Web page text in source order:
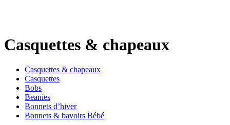
Casquettes & chapeaux
Casquettes & chapeaux
Casquettes
Bobs
Beanies
Bonnets d’hiver
Bonnets & bavoirs Bébé